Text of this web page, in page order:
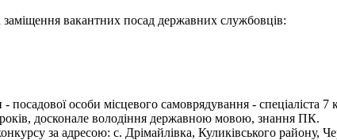
заміщення вакантних посад державних службовців:
особи місцевого самоврядування - спеціаліста 7
досконале володіння державною мовою, знання ПК.
за адресою: с. Дрімайлівка, Куликівського району,